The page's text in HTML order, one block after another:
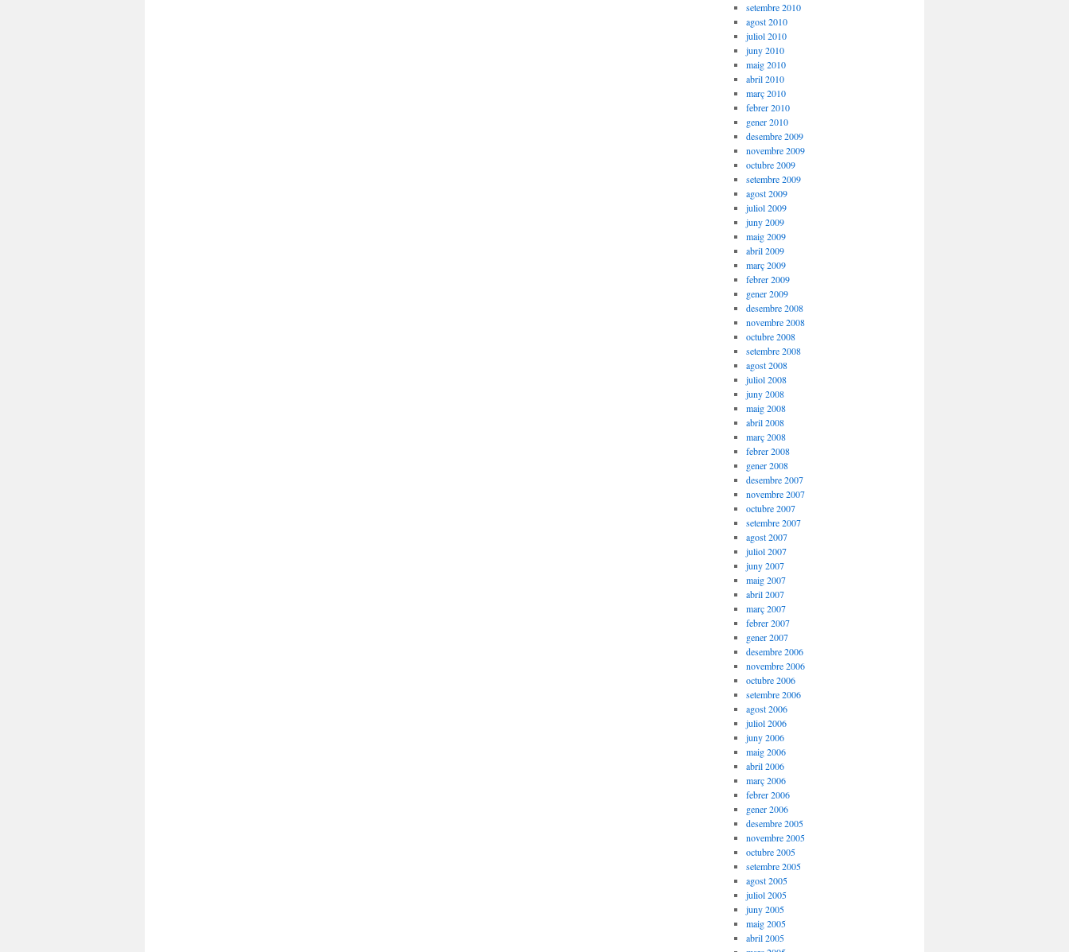
setembre 2010
agost 2010
juliol 2010
juny 2010
maig 2010
abril 2010
març 2010
febrer 2010
gener 2010
desembre 2009
novembre 2009
octubre 2009
setembre 2009
agost 2009
juliol 2009
juny 2009
maig 2009
abril 2009
març 2009
febrer 2009
gener 2009
desembre 2008
novembre 2008
octubre 2008
setembre 2008
agost 2008
juliol 2008
juny 2008
maig 2008
abril 2008
març 2008
febrer 2008
gener 2008
desembre 2007
novembre 2007
octubre 2007
setembre 2007
agost 2007
juliol 2007
juny 2007
maig 2007
abril 2007
març 2007
febrer 2007
gener 2007
desembre 2006
novembre 2006
octubre 2006
setembre 2006
agost 2006
juliol 2006
juny 2006
maig 2006
abril 2006
març 2006
febrer 2006
gener 2006
desembre 2005
novembre 2005
octubre 2005
setembre 2005
agost 2005
juliol 2005
juny 2005
maig 2005
abril 2005